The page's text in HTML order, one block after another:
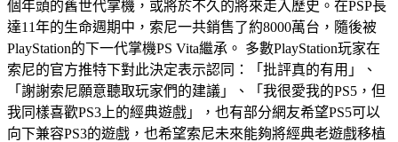
個年頭的舊世代掌機，或將於不久的將來走入歷史。在PSP長
達11年的生命週期中，索尼一共銷售了約8000萬台，隨後被
PlayStation的下一代掌機PS Vita繼承。 多數PlayStation玩家在
索尼的官方推特下對此決定表示認同：「批評真的有用」、
「謝謝索尼願意聽取玩家們的建議」、「我很愛我的PS5，但
我同樣喜歡PS3上的經典遊戲」，也有部分網友希望PS5可以
向下兼容PS3的遊戲，也希望索尼未來能夠將經典老遊戲移植